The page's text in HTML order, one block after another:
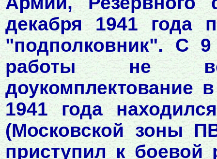
декабря 1941 года
"подполковник". С
работы не
доукомплектование
1941 года
(Московской зоны
приступил к боевой